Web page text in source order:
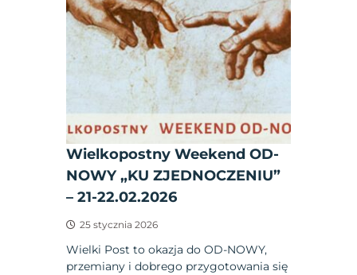
Wielkopostny Weekend OD-
NOWY „KU ZJEDNOCZENIU”
– 21-22.02.2026
25 stycznia 2026
Wielki Post to okazja do OD-NOWY,
przemiany i dobrego przygotowania się